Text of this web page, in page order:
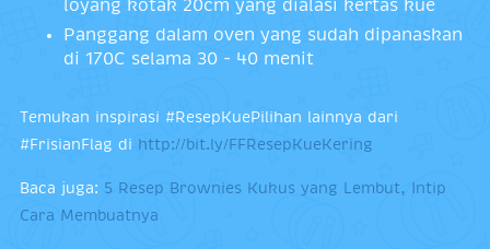
loyang kotak 20cm yang dialasi kertas kue
Panggang dalam oven yang sudah dipanaskan
di 170C selama 30 - 40 menit
Temukan inspirasi #ResepKuePilihan lainnya dari
#FrisianFlag di http://bit.ly/FFResepKueKering
Baca juga: 5 Resep Brownies Kukus yang Lembut, Intip
Cara Membuatnya